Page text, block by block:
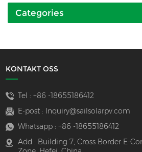
Categories
KONTAKT OSS
Tel : +86 -18655186412
E-post :
Inquiry@sailsolarpv.com
Whatsapp : +86 -18655186412
Add : Building 7, Cross Border E-